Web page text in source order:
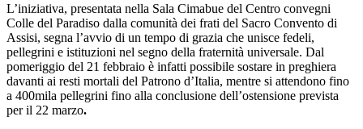
L’iniziativa, presentata nella Sala Cimabue del Centro convegni
Colle del Paradiso dalla comunità dei frati del Sacro Convento di
Assisi, segna l’avvio di un tempo di grazia che unisce fedeli,
pellegrini e istituzioni nel segno della fraternità universale. Dal
pomeriggio del 21 febbraio è infatti possibile sostare in preghiera
davanti ai resti mortali del Patrono d’Italia, mentre si attendono fino
a 400mila pellegrini fino alla conclusione dell’ostensione prevista
per il 22 marzo.